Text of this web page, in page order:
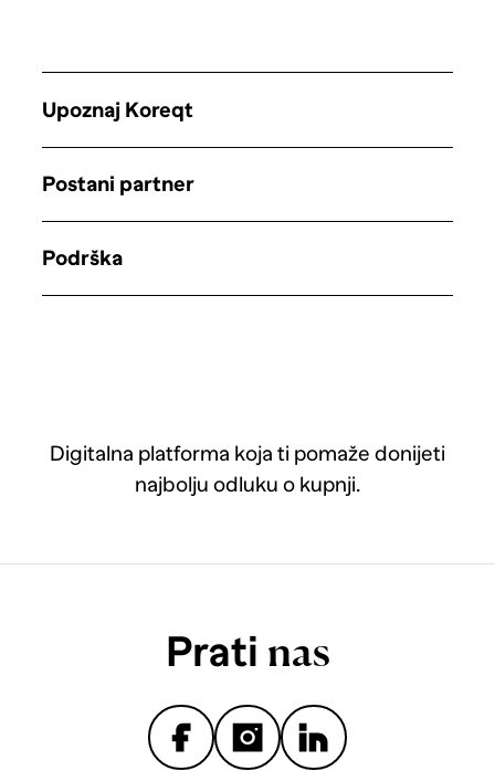
Digitalna platforma koja ti pomaže donijeti
najbolju odluku o kupnji.
Upoznaj Koreqt
Postani partner
Podrška
Prati nas